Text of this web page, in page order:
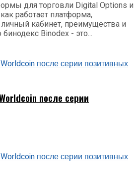
для торговли Digital Options и
работает платформа,
кабинет, преимущества и
Binodex - это...
после серии